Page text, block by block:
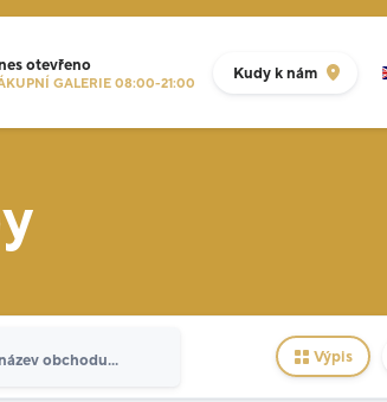
otevřeno
GALERIE 08:00-21:00
Kudy k nám
Výpis